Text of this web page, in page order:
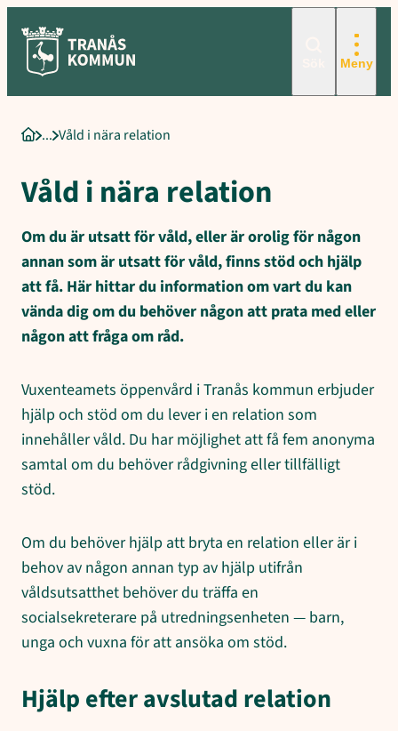
innehåll
Meny
StartsidaVåld i nära relation
Våld i nära relation
Om du är utsatt för våld, eller är orolig för någon
annan som är utsatt för våld, finns stöd och hjälp
att få. Här hittar du information om vart du kan
vända dig om du behöver någon att prata med eller
någon att fråga om råd.
Vuxenteamets öppenvård i Tranås kommun erbjuder
hjälp och stöd om du lever i en relation som
innehåller våld. Du har möjlighet att få fem anonyma
samtal om du behöver rådgivning eller tillfälligt
stöd.
Om du behöver hjälp att bryta en relation eller är i
behov av någon annan typ av hjälp utifrån
våldsutsatthet behöver du träffa en
socialsekreterare på utredningsenheten — barn,
unga och vuxna för att ansöka om stöd.
Hjälp efter avslutad relation